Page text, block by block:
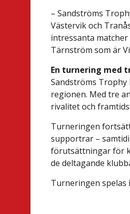
– Sandströms
Västervik och
intressanta
Tärnström som är
En turnering med
Sandströms
regionen. Med tre
rivalitet och
Turneringen
supportrar –
förutsättningar för
de deltagande
Turneringen spelas